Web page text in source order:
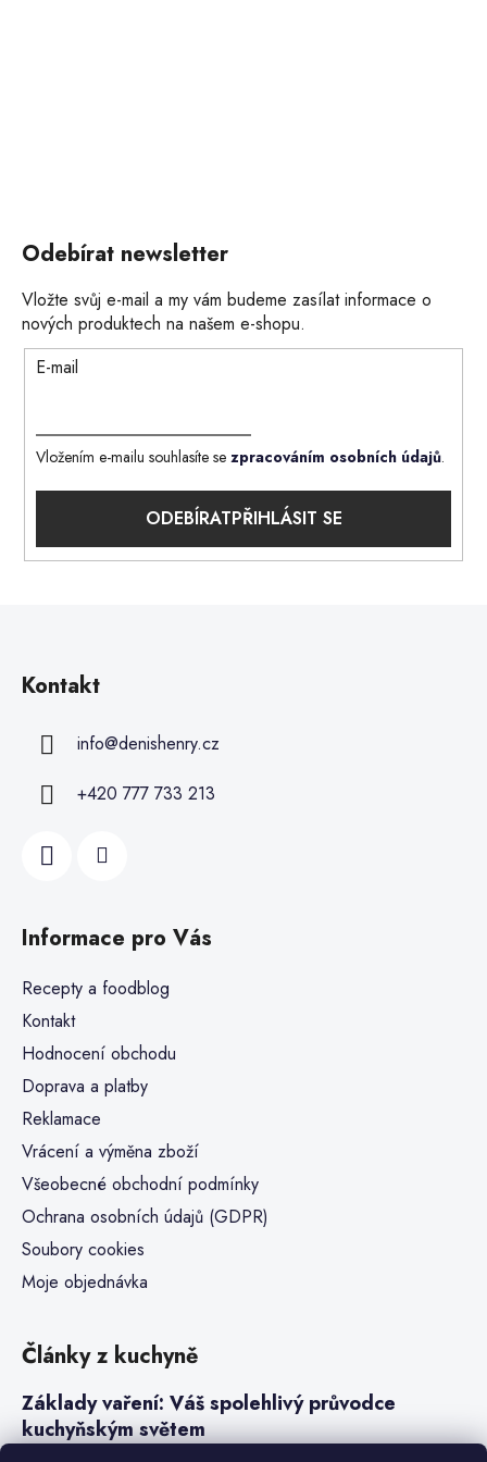
Odebírat newsletter
Vložte svůj e-mail a my vám budeme zasílat informace o
nových produktech na našem e-shopu.
E-mail
Vložením e-mailu souhlasíte se zpracováním osobních údajů.
PŘIHLÁSIT SE
Kontakt
info@denishenry.cz
+420 777 733 213
Informace pro Vás
Recepty a foodblog
Kontakt
Hodnocení obchodu
Doprava a platby
Reklamace
Vrácení a výměna zboží
Všeobecné obchodní podmínky
Ochrana osobních údajů (GDPR)
Soubory cookies
Moje objednávka
Články z kuchyně
Základy vaření: Váš spolehlivý průvodce
kuchyňským světem